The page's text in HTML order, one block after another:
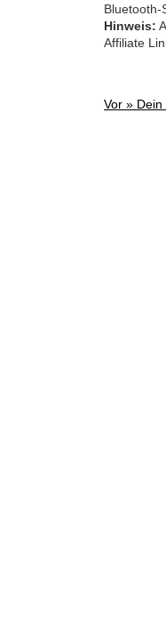
Bluetooth-
Hinweis:
Affiliate
Post
Vor » Dein